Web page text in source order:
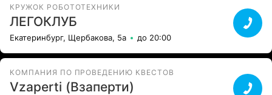
КРУЖОК РОБОТОТЕХНИКИ
ЛЕГОКЛУБ
Екатеринбург, Щербакова, 5а до 20:00
КОМПАНИЯ ПО ПРОВЕДЕНИЮ КВЕСТОВ
Vzaperti (Взаперти)